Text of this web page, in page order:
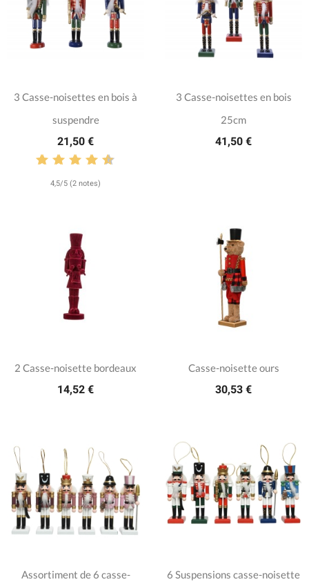
3 Casse-noisettes en bois à
suspendre
21,50 €
4,5/5 (2 notes)
3 Casse-noisettes en bois
25cm
41,50 €
2 Casse-noisette bordeaux
14,52 €
Casse-noisette ours
30,53 €
Assortiment de 6 casse-
6 Suspensions casse-noisette